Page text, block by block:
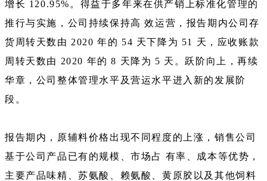
增长 120.95%。得益于多年来在供产销上标准化管理的
推行与实施，公司持续保持高 效运营，报告期内公司存
货周转天数由 2020 年的 54 天下降为 51 天，应收账款
周转天数由 2020 年的 8 天降为 5 天。跃阶向上，再续
华章，公司整体管理水平及营运水平进入新的发展阶
段。
报告期内，原辅料价格出现不同程度的上涨，销售公司
基于公司产品已有的规模、市场占 有率、成本等优势，
主要产品味精、苏氨酸、赖氨酸、黄原胶以及其他饲料